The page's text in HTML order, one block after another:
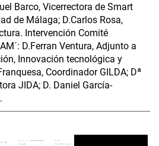
Barco, Vicerrectora de Smart
de Málaga; D.Carlos Rosa,
Intervención Comité
D.Ferran Ventura, Adjunto a
Innovación tecnológica y
Coordinador GILDA; Dª
JIDA; D. Daniel García-